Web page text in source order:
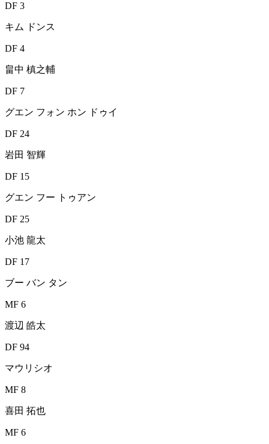
DF 3
キム ドンス
DF 4
畠中 槙之輔
DF 7
グエン フォン ホン ドゥイ
DF 24
岩田 智輝
DF 15
グエン フー トゥアン
DF 25
小池 龍太
DF 17
ブー バン タン
MF 6
渡辺 皓太
DF 94
マウリシオ
MF 8
喜田 拓也
MF 6